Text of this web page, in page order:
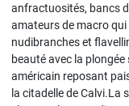
anfractuosités, bancs
amateurs de macro
nudibranches et
beauté avec la
américain reposant
la citadelle de Calvi.La